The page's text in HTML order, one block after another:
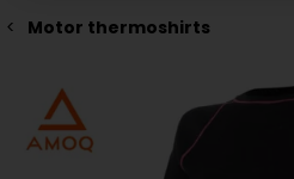
Motor thermoshirts